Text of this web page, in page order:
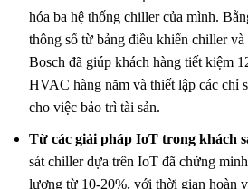
hóa ba hệ thống chiller của mình.
thông số từ bảng điều khiển chiller và
Bosch đã giúp khách hàng tiết kiệm
HVAC hàng năm và thiết lập các chỉ
cho việc bảo trì tài sản.
Từ các giải pháp IoT trong khách
sát chiller dựa trên IoT đã chứng
lượng từ 10-20%, với thời gian hoàn